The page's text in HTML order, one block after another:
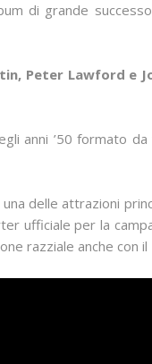
di grande
Peter Lawford
anni ’50 formato
delle attrazioni
ufficiale per la
razziale anche con il